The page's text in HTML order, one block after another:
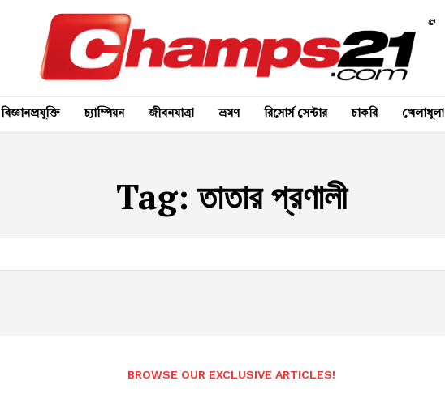
©
বিজ্ঞানপ্রযুক্তি চ্যাম্পিয়ন জীবনযাত্রা ভ্রমণ রিসোর্স সেন্টার চাকরি খেলাধুলা
Tag:তাতার প্রণালী
BROWSE OUR EXCLUSIVE ARTICLES!